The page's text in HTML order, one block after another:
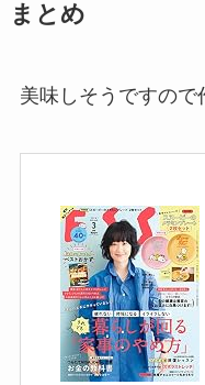
まとめ
美味しそうですので